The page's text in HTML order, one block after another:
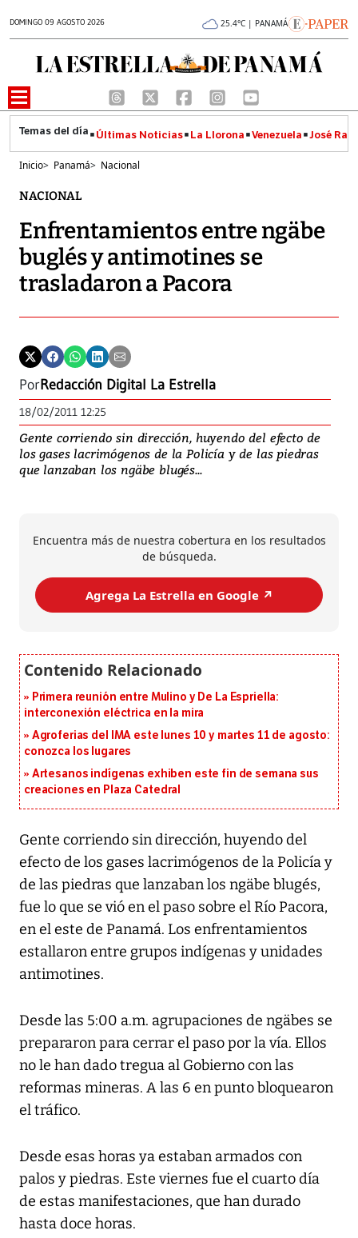
DOMINGO 09 AGOSTO 2026 25.4°C | PANAMÁ
Últimas Noticias La Llorona Venezuela José
Inicio> Panamá> Nacional
NACIONAL
Enfrentamientos entre ngäbe
buglés y antimotines se
trasladaron a Pacora
PorRedacción Digital La Estrella
18/02/2011 12:25
Gente corriendo sin dirección, huyendo del efecto de
los gases lacrimógenos de la Policía y de las piedras
que lanzaban los ngäbe blugés...
Encuentra más de nuestra cobertura en los resultados
de búsqueda.
Agrega La Estrella en Google ↗️
Primera reunión entre Mulino y De La Espriella:
interconexión eléctrica en la mira
Agroferias del IMA este lunes 10 y martes 11 de agosto:
conozca los lugares
Artesanos indígenas exhiben este fin de semana sus
creaciones en Plaza Catedral
Gente corriendo sin dirección, huyendo del
efecto de los gases lacrimógenos de la Policía y
de las piedras que lanzaban los ngäbe blugés,
fue lo que se vió en el paso sobre el Río Pacora,
en el este de Panamá. Los enfrentamientos
estallaron entre grupos indígenas y unidades
antimotines.
Desde las 5:00 a.m. agrupaciones de ngäbes se
prepararon para cerrar el paso por la vía. Ellos
no le han dado tregua al Gobierno con las
reformas mineras. A las 6 en punto bloquearon
el tráfico.
Desde esas horas ya estaban armados con
palos y piedras. Este viernes fue el cuarto día
de estas manifestaciones, que han durado
hasta doce horas.